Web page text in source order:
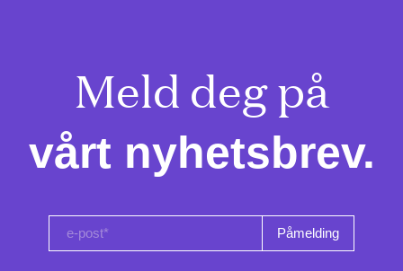
Meld deg på
vårt nyhetsbrev.
e-post*